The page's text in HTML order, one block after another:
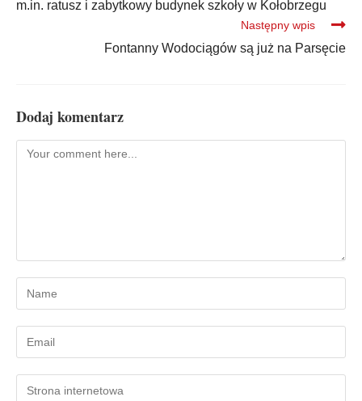
m.in. ratusz i zabytkowy budynek szkoły w Kołobrzegu
Następny wpis
Fontanny Wodociągów są już na Parsęcie
Dodaj komentarz